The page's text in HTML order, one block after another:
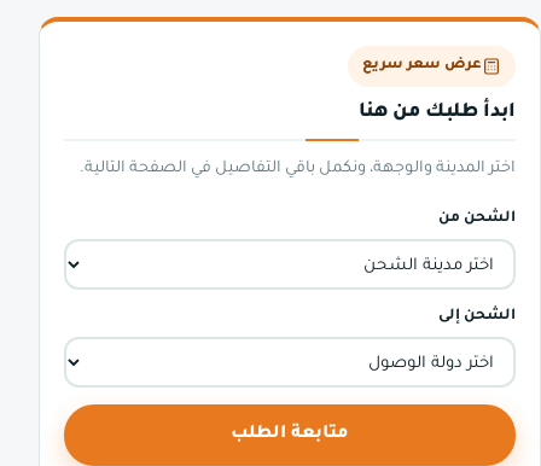
عرض سعر سريع
ابدأ طلبك من هنا
اختر المدينة والوجهة، ونكمل باقي التفاصيل في الصفحة التالية.
الشحن من
الشحن إلى
متابعة الطلب